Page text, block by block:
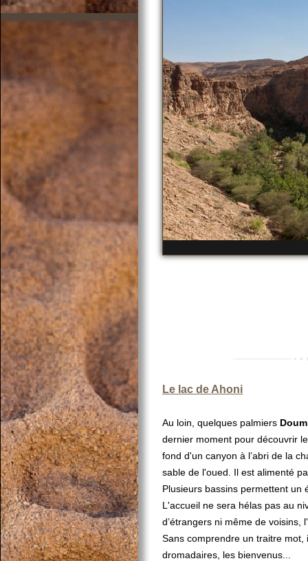
Le lac de Ahoni
Au loin, quelques palmiers Doum
dernier moment pour découvrir
fond d'un canyon à l’abri de la
sable de l'oued. Il est alimenté
Plusieurs bassins permettent un
L'accueil ne sera hélas pas au
d’étrangers ni même de
Sans comprendre un traitre
dromadaires, les bienvenus...